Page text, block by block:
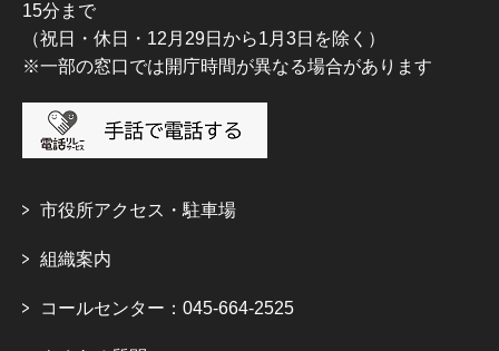
15分まで
（祝日・休日・12月29日から1月3日を除く）
※一部の窓口では開庁時間が異なる場合があります
市役所アクセス・駐車場
組織案内
コールセンター：045-664-2525